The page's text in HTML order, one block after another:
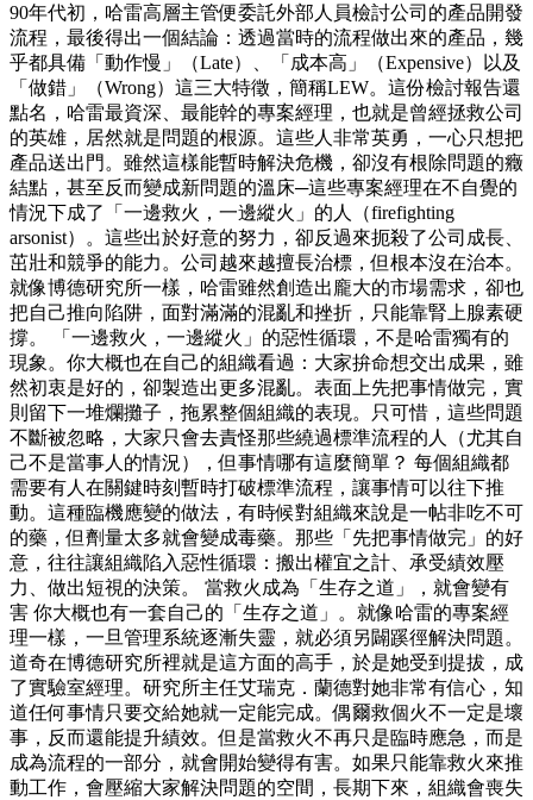
90年代初，哈雷高層主管便委託外部人員檢討公司的產品開發
流程，最後得出一個結論：透過當時的流程做出來的產品，幾
乎都具備「動作慢」（Late）、「成本高」（Expensive）以及
「做錯」（Wrong）這三大特徵，簡稱LEW。這份檢討報告還
點名，哈雷最資深、最能幹的專案經理，也就是曾經拯救公司
的英雄，居然就是問題的根源。這些人非常英勇，一心只想把
產品送出門。雖然這樣能暫時解決危機，卻沒有根除問題的癥
結點，甚至反而變成新問題的溫床─這些專案經理在不自覺的
情況下成了「一邊救火，一邊縱火」的人（firefighting
arsonist）。這些出於好意的努力，卻反過來扼殺了公司成長、
茁壯和競爭的能力。公司越來越擅長治標，但根本沒在治本。
就像博德研究所一樣，哈雷雖然創造出龐大的市場需求，卻也
把自己推向陷阱，面對滿滿的混亂和挫折，只能靠腎上腺素硬
撐。 「一邊救火，一邊縱火」的惡性循環，不是哈雷獨有的
現象。你大概也在自己的組織看過：大家拚命想交出成果，雖
然初衷是好的，卻製造出更多混亂。表面上先把事情做完，實
則留下一堆爛攤子，拖累整個組織的表現。只可惜，這些問題
不斷被忽略，大家只會去責怪那些繞過標準流程的人（尤其自
己不是當事人的情況），但事情哪有這麼簡單？ 每個組織都
需要有人在關鍵時刻暫時打破標準流程，讓事情可以往下推
動。這種臨機應變的做法，有時候對組織來說是一帖非吃不可
的藥，但劑量太多就會變成毒藥。那些「先把事情做完」的好
意，往往讓組織陷入惡性循環：搬出權宜之計、承受績效壓
力、做出短視的決策。 當救火成為「生存之道」，就會變有
害 你大概也有一套自己的「生存之道」。就像哈雷的專案經
理一樣，一旦管理系統逐漸失靈，就必須另闢蹊徑解決問題。
道奇在博德研究所裡就是這方面的高手，於是她受到提拔，成
了實驗室經理。研究所主任艾瑞克．蘭德對她非常有信心，知
道任何事情只要交給她就一定能完成。偶爾救個火不一定是壞
事，反而還能提升績效。但是當救火不再只是臨時應急，而是
成為流程的一部分，就會開始變得有害。如果只能靠救火來推
動工作，會壓縮大家解決問題的空間，長期下來，組織會喪失